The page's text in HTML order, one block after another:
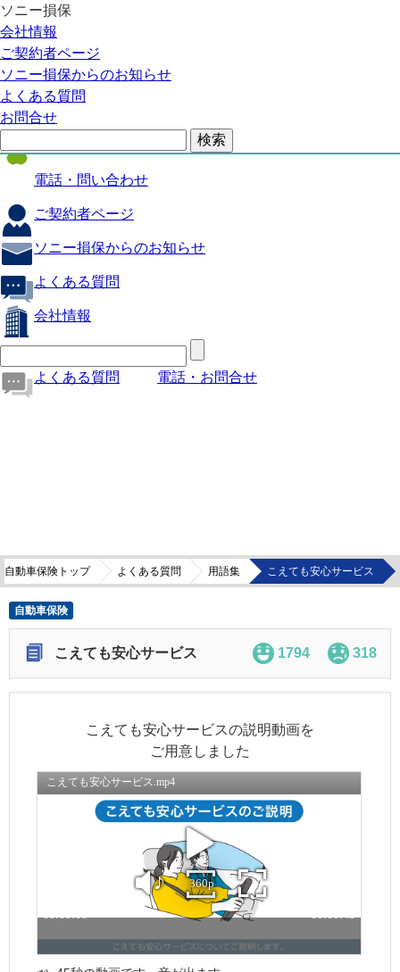
ソニー損保
会社情報
ご契約者ページ
ソニー損保からのお知らせ
よくある質問
お問合せ
自動車保険
医療保険
火災保険
海外旅行保険
電話・問い合わせ
ご契約者ページ
ソニー損保からのお知らせ
よくある質問
会社情報
よくある質問 電話・お問合せ
自動車保険トップ よくある質問 用語集 こえても安心サービス
自動車保険
こえても安心サービス 1794 318
こえても安心サービスの説明動画を
ご用意しました